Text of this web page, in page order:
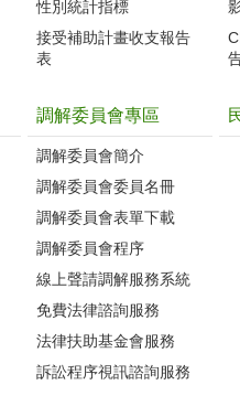
性別統計指標
接受補助計畫收支報告
表
調解委員會專區
調解委員會簡介
調解委員會委員名冊
調解委員會表單下載
調解委員會程序
線上聲請調解服務系統
免費法律諮詢服務
法律扶助基金會服務
訴訟程序視訊諮詢服務